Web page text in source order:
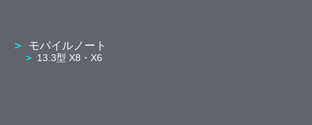
モバイルノート
13.3型 X8・X6